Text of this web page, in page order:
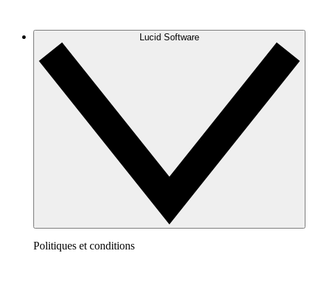
Lucid Software
Politiques et conditions